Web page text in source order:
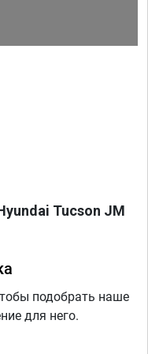
Tucson JM
подобрать наше
для него.